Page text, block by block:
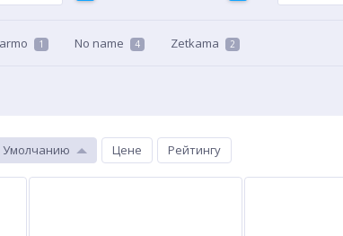
1 No name 4 Zetkama 2
Умолчанию Цене Рейтингу